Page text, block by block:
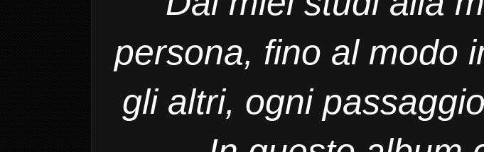
persona, fino al modo
gli altri, ogni